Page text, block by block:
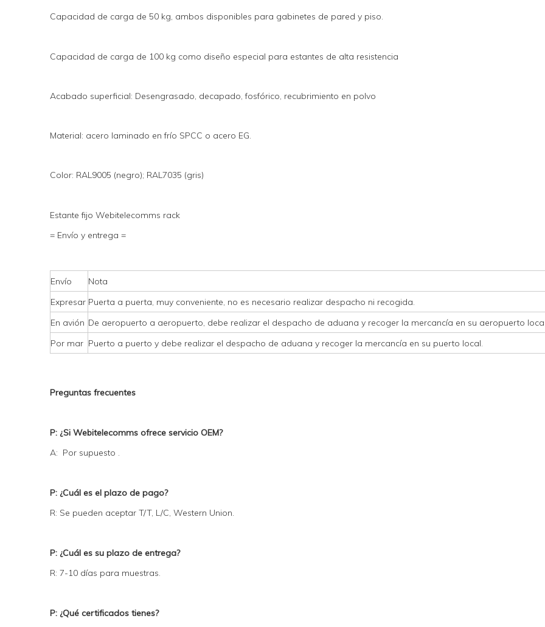
Capacidad de carga de 50 kg, ambos disponibles para gabinetes de pared y piso.
Capacidad de carga de 100 kg como diseño especial para estantes de alta resistencia
Acabado superficial: Desengrasado, decapado, fosfórico, recubrimiento en polvo
Material: acero laminado en frío SPCC o acero EG.
Color: RAL9005 (negro); RAL7035 (gris)
Estante fijo Webitelecomms rack
= Envío y entrega =
Envío
Nota
Expresar Puerta a puerta, muy conveniente, no es necesario realizar despacho ni recogida.
En avión De aeropuerto a aeropuerto, debe realizar el despacho de aduana y recoger la mercancía en su aeropuerto
Por mar Puerto a puerto y debe realizar el despacho de aduana y recoger la mercancía en su puerto local.
Preguntas frecuentes
P: ¿Si Webitelecomms ofrece servicio OEM?
A: Por supuesto .
P: ¿Cuál es el plazo de pago?
R: Se pueden aceptar T/T, L/C, Western Union.
P: ¿Cuál es su plazo de entrega?
R: 7-10 días para muestras.
P: ¿Qué certificados tienes?